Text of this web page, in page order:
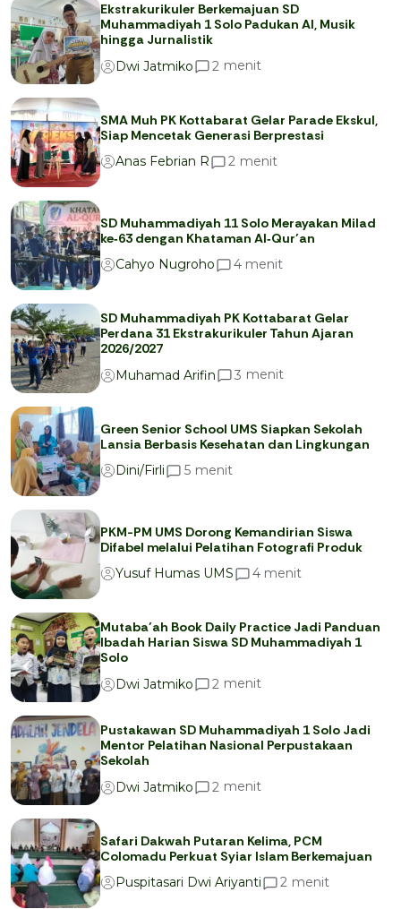
Ekstrakurikuler Berkemajuan SD
Muhammadiyah 1 Solo Padukan AI, Musik
hingga Jurnalistik
Dwi Jatmiko
2 menit
SMA Muh PK Kottabarat Gelar Parade Ekskul,
Siap Mencetak Generasi Berprestasi
Anas Febrian R
2 menit
SD Muhammadiyah 11 Solo Merayakan Milad
ke‑63 dengan Khataman Al‑Qur’an
Cahyo Nugroho
4 menit
SD Muhammadiyah PK Kottabarat Gelar
Perdana 31 Ekstrakurikuler Tahun Ajaran
2026/2027
Muhamad Arifin
3 menit
Green Senior School UMS Siapkan Sekolah
Lansia Berbasis Kesehatan dan Lingkungan
Dini/Firli
5 menit
PKM-PM UMS Dorong Kemandirian Siswa
Difabel melalui Pelatihan Fotografi Produk
Yusuf Humas UMS
4 menit
Mutaba’ah Book Daily Practice Jadi Panduan
Ibadah Harian Siswa SD Muhammadiyah 1
Solo
Dwi Jatmiko
2 menit
Pustakawan SD Muhammadiyah 1 Solo Jadi
Mentor Pelatihan Nasional Perpustakaan
Sekolah
Dwi Jatmiko
2 menit
Safari Dakwah Putaran Kelima, PCM
Colomadu Perkuat Syiar Islam Berkemajuan
Puspitasari Dwi Ariyanti
2 menit